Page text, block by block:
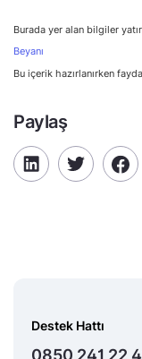
Burada yer alan bilgiler
Beyanı
Bu içerik hazırlanırken
Paylaş
Destek Hattı
0850 241 22